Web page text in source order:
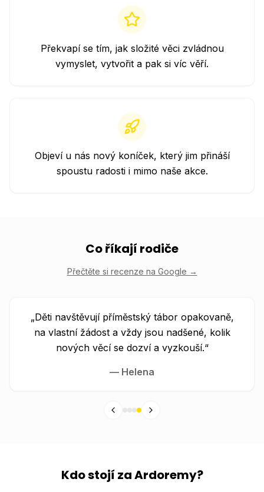
Překvapí se tím, jak složité věci zvládnou
vymyslet, vytvořit a pak si víc věří.
Objeví u nás nový koníček, který jim přináší
spoustu radosti i mimo naše akce.
Co říkají rodiče
Přečtěte si recenze na Google →
„Děti navštěvují příměstský tábor opakovaně,
na vlastní žádost a vždy jsou nadšené, kolik
nových věcí se dozví a vyzkouší.“
— Helena
Kdo stojí za Ardoremy?